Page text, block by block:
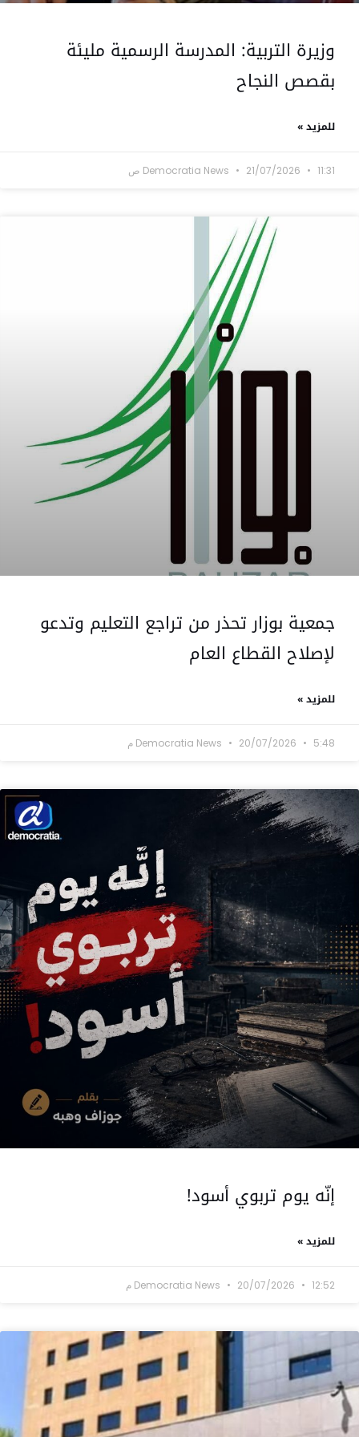
وزيرة التربية: المدرسة الرسمية مليئة
بقصص النجاح
للمزيد »
Democratia News 21/07/2026 11:31 ص
جمعية بوزار تحذر من تراجع التعليم وتدعو
لإصلاح القطاع العام
للمزيد »
Democratia News 20/07/2026 5:48 م
إنّه يوم تربوي أسود!
للمزيد »
Democratia News 20/07/2026 12:52 م